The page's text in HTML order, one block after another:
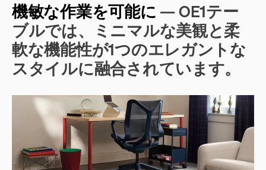
機敏な作業を可能に — OE1テー
ブルでは、ミニマルな美観と柔
軟な機能性が1つのエレガントな
スタイルに融合されています。